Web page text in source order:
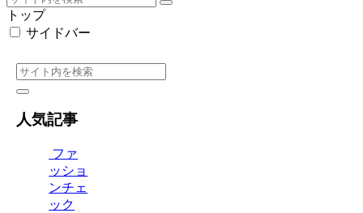
トップ
サイドバー
人気記事
ファ
ッショ
ンチェ
ック